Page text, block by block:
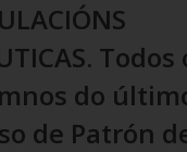
Todos
do
de Patrón